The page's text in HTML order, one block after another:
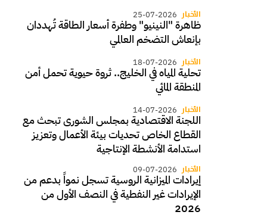
الأخبار 25-07-2026
ظاهرة "النينيو" وطفرة أسعار الطاقة تُهددان
بإنعاش التضخم العالمي
الأخبار 18-07-2026
تحلية المياه في الخليج.. ثروة حيوية تحمل أمن
المنطقة المائي
الأخبار 14-07-2026
اللجنة الاقتصادية بمجلس الشورى تبحث مع
القطاع الخاص تحديات بيئة الأعمال وتعزيز
استدامة الأنشطة الإنتاجية
الأخبار 09-07-2026
إيرادات الميزانية الروسية تسجل نمواً بدعم من
الإيرادات غير النفطية في النصف الأول من
2026